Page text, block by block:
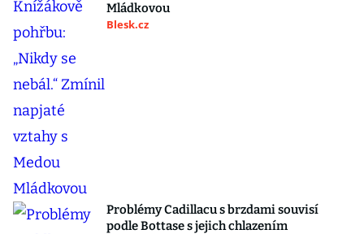
Mládkovou
Blesk.cz
Problémy Cadillacu s brzdami souvisí
podle Bottase s jejich chlazením